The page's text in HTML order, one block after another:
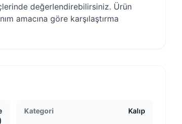
değerlendirebilirsiniz. Ürün
amacına göre karşılaştırma
Kategori Kalıp